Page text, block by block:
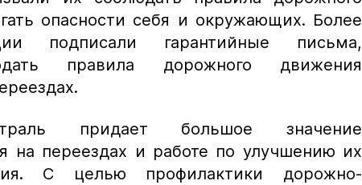
опасности себя и окружающих. Более
подписали гарантийные письма,
правила дорожного движения
придает большое значение
на переездах и работе по улучшению их
С целью профилактики дорожно-